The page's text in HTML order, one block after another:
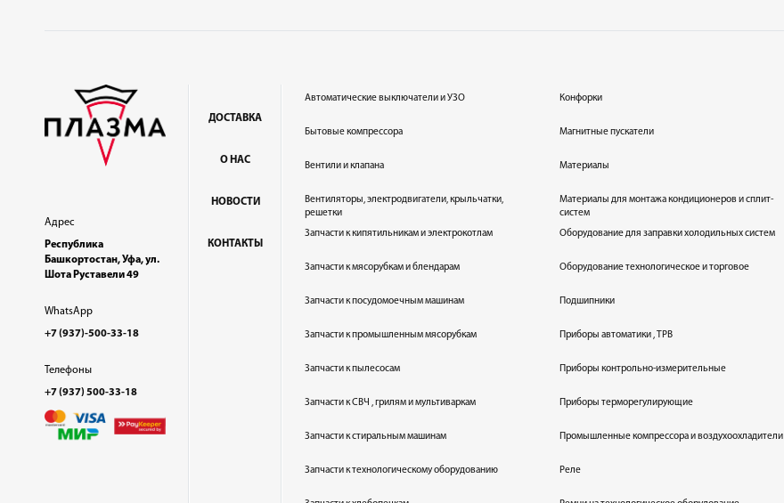
Адрес
Республика
Башкортостан, Уфа, ул.
Шота Руставели 49
WhatsApp
+7 (937)-500-33-18
Телефоны
+7 (937) 500-33-18
ДОСТАВКА
О НАС
НОВОСТИ
КОНТАКТЫ
Автоматические выключатели и УЗО
Бытовые компрессора
Вентили и клапана
Вентиляторы, электродвигатели, крыльчатки,
решетки
Запчасти к кипятильникам и электрокотлам
Запчасти к мясорубкам и блендарам
Запчасти к посудомоечным машинам
Запчасти к промышленным мясорубкам
Запчасти к пылесосам
Запчасти к СВЧ , грилям и мультиваркам
Запчасти к стиральным машинам
Запчасти к технологическому оборудованию
Конфорки
Магнитные пускатели
Материалы
Материалы для монтажа кондиционеров и сплит-
систем
Оборудование для заправки холодильных систем
Оборудование технологическое и торговое
Подшипники
Приборы автоматики , ТРВ
Приборы контрольно-измерительные
Приборы терморегулирующие
Промышленные компрессора и воздухоохладители
Реле